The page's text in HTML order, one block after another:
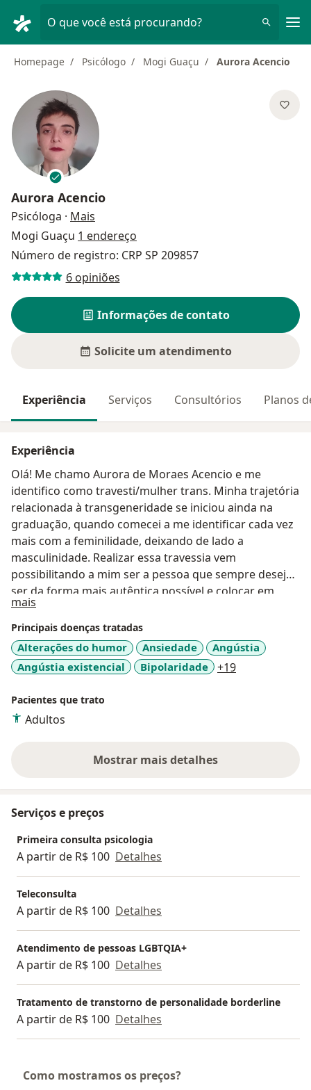
O que você está procurando?
Homepage Psicólogo Mogi Guaçu Aurora Acencio
Aurora Acencio
Psicóloga · Mais
Mogi Guaçu 1 endereço
Número de registro: CRP SP 209857
6 opiniões
Informações de contato
Solicite um atendimento
Experiência Serviços Consultórios Planos
Experiência
Olá! Me chamo Aurora de Moraes Acencio e me
identifico como travesti/mulher trans. Minha trajetória
relacionada à transgeneridade se iniciou ainda na
graduação, quando comecei a me identificar cada vez
mais com a feminilidade, deixando de lado a
masculinidade. Realizar essa travessia vem
possibilitando a mim ser a pessoa que sempre desejei
ser da forma mais autêntica possível e colocar em
prática o grande sonho de contribuir com a saúde
mental da população LGBTQIAPN+ e demais
segmentos da sociedade. Meu objetivo neste espaço é
favorecer uma escuta qualificada, acolhedora e atenta,
pautada pela ética do cuidado, ampliando os
venho me debruçando, como meio de aprimorar
minha prática, sobre o campo de estudos voltado aos
transfeminismos, estudos decoloniais, saúde mental,
mais
Principais doenças tratadas
Alterações do humor Ansiedade
Angústia
Angústia existencial
Bipolaridade +19
Pacientes que trato
Adultos
Mostrar mais detalhes
sobre a experiência
Serviços e preços
Primeira consulta psicologia
A partir de R$ 100 Detalhes
Teleconsulta
A partir de R$ 100 Detalhes
Atendimento de pessoas LGBTQIA+
A partir de R$ 100 Detalhes
Tratamento de transtorno de personalidade borderline
A partir de R$ 100 Detalhes
Como mostramos os preços?